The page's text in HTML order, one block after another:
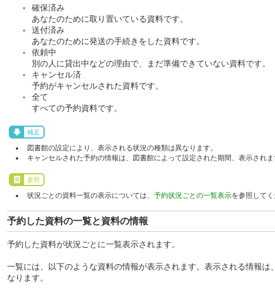
確保済み
あなたのために取り置いている資料です。
送付済み
あなたのために発送の手続きをした資料です。
依頼中
別の人に貸出中などの理由で、まだ準備できていない資料です。
キャンセル済
予約がキャンセルされた資料です。
全て
すべての予約資料です。
補足
図書館の設定により、表示される状況の種類は異なります。
キャンセルされた予約の情報は、図書館によって設定された期間、表示されま
参照
状況ごとの資料一覧の表示については、予約状況ごとの一覧表示を参照してく
予約した資料の一覧と資料の情報
予約した資料が状況ごとに一覧表示されます。
一覧には、以下のような資料の情報が表示されます。表示される情報
なります。